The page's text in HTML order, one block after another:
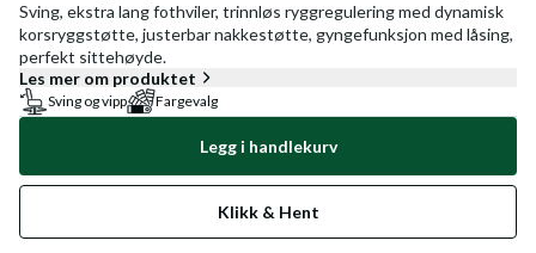
Sving, ekstra lang fothviler, trinnløs ryggregulering med dynamisk
korsryggstøtte, justerbar nakkestøtte, gyngefunksjon med låsing,
perfekt sittehøyde.
Les mer om produktet
Sving og vipp Fargevalg
Legg i handlekurv
Klikk & Hent